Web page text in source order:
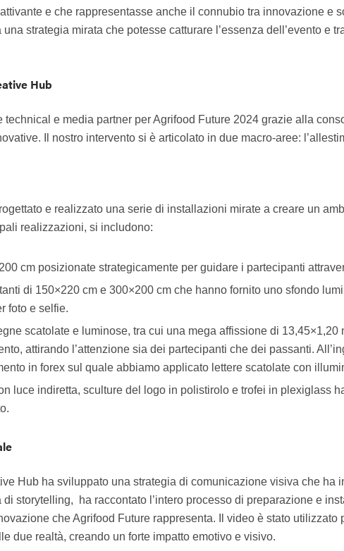
e che rappresentasse anche il connubio tra innovazione e
strategia mirata che potesse catturare l’essenza dell’evento e
Hub
e media partner per Agrifood Future 2024 grazie alla
Il nostro intervento si è articolato in due macro-aree:
e realizzato una serie di installazioni mirate a creare un
realizzazioni, si includono:
cm posizionate strategicamente per guidare i partecipanti
di 150×220 cm e 300×200 cm che hanno fornito uno sfondo
foto e selfie.
scatolate e luminose, tra cui una mega affissione di
attirando l’attenzione sia dei partecipanti che dei passanti.
in forex sul quale abbiamo applicato lettere scatolate con
luce indiretta, sculture del logo in polistirolo e trofei in plexiglass
Hub ha sviluppato una strategia di comunicazione visiva che ha
storytelling, ha raccontato l’intero processo di preparazione e
che Agrifood Future rappresenta. Il video è stato utilizzato
due realtà, creando un forte impatto emotivo e visivo.